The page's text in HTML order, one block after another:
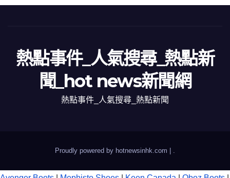
熱點事件_人氣搜尋_熱點新
聞_hot news新聞網
熱點事件_人氣搜尋_熱點新聞
Proudly powered by hotnewsinhk.com |